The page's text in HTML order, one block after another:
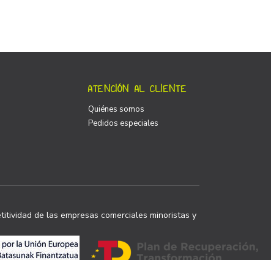
ATENCIÓN AL CLIENTE
Quiénes somos
Pedidos especiales
de las empresas comerciales minoristas y